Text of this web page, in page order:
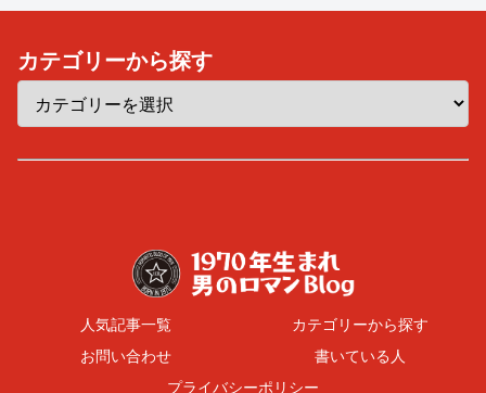
カテゴリーから探す
人気記事一覧
カテゴリーから探す
お問い合わせ
書いている人
プライバシーポリシー